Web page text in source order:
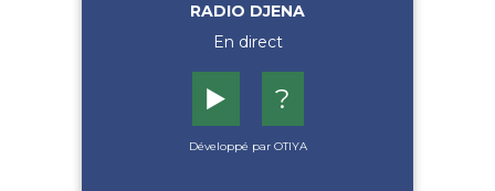
RADIO DJENA
En direct
▶️ ?
Développé par OTIYA